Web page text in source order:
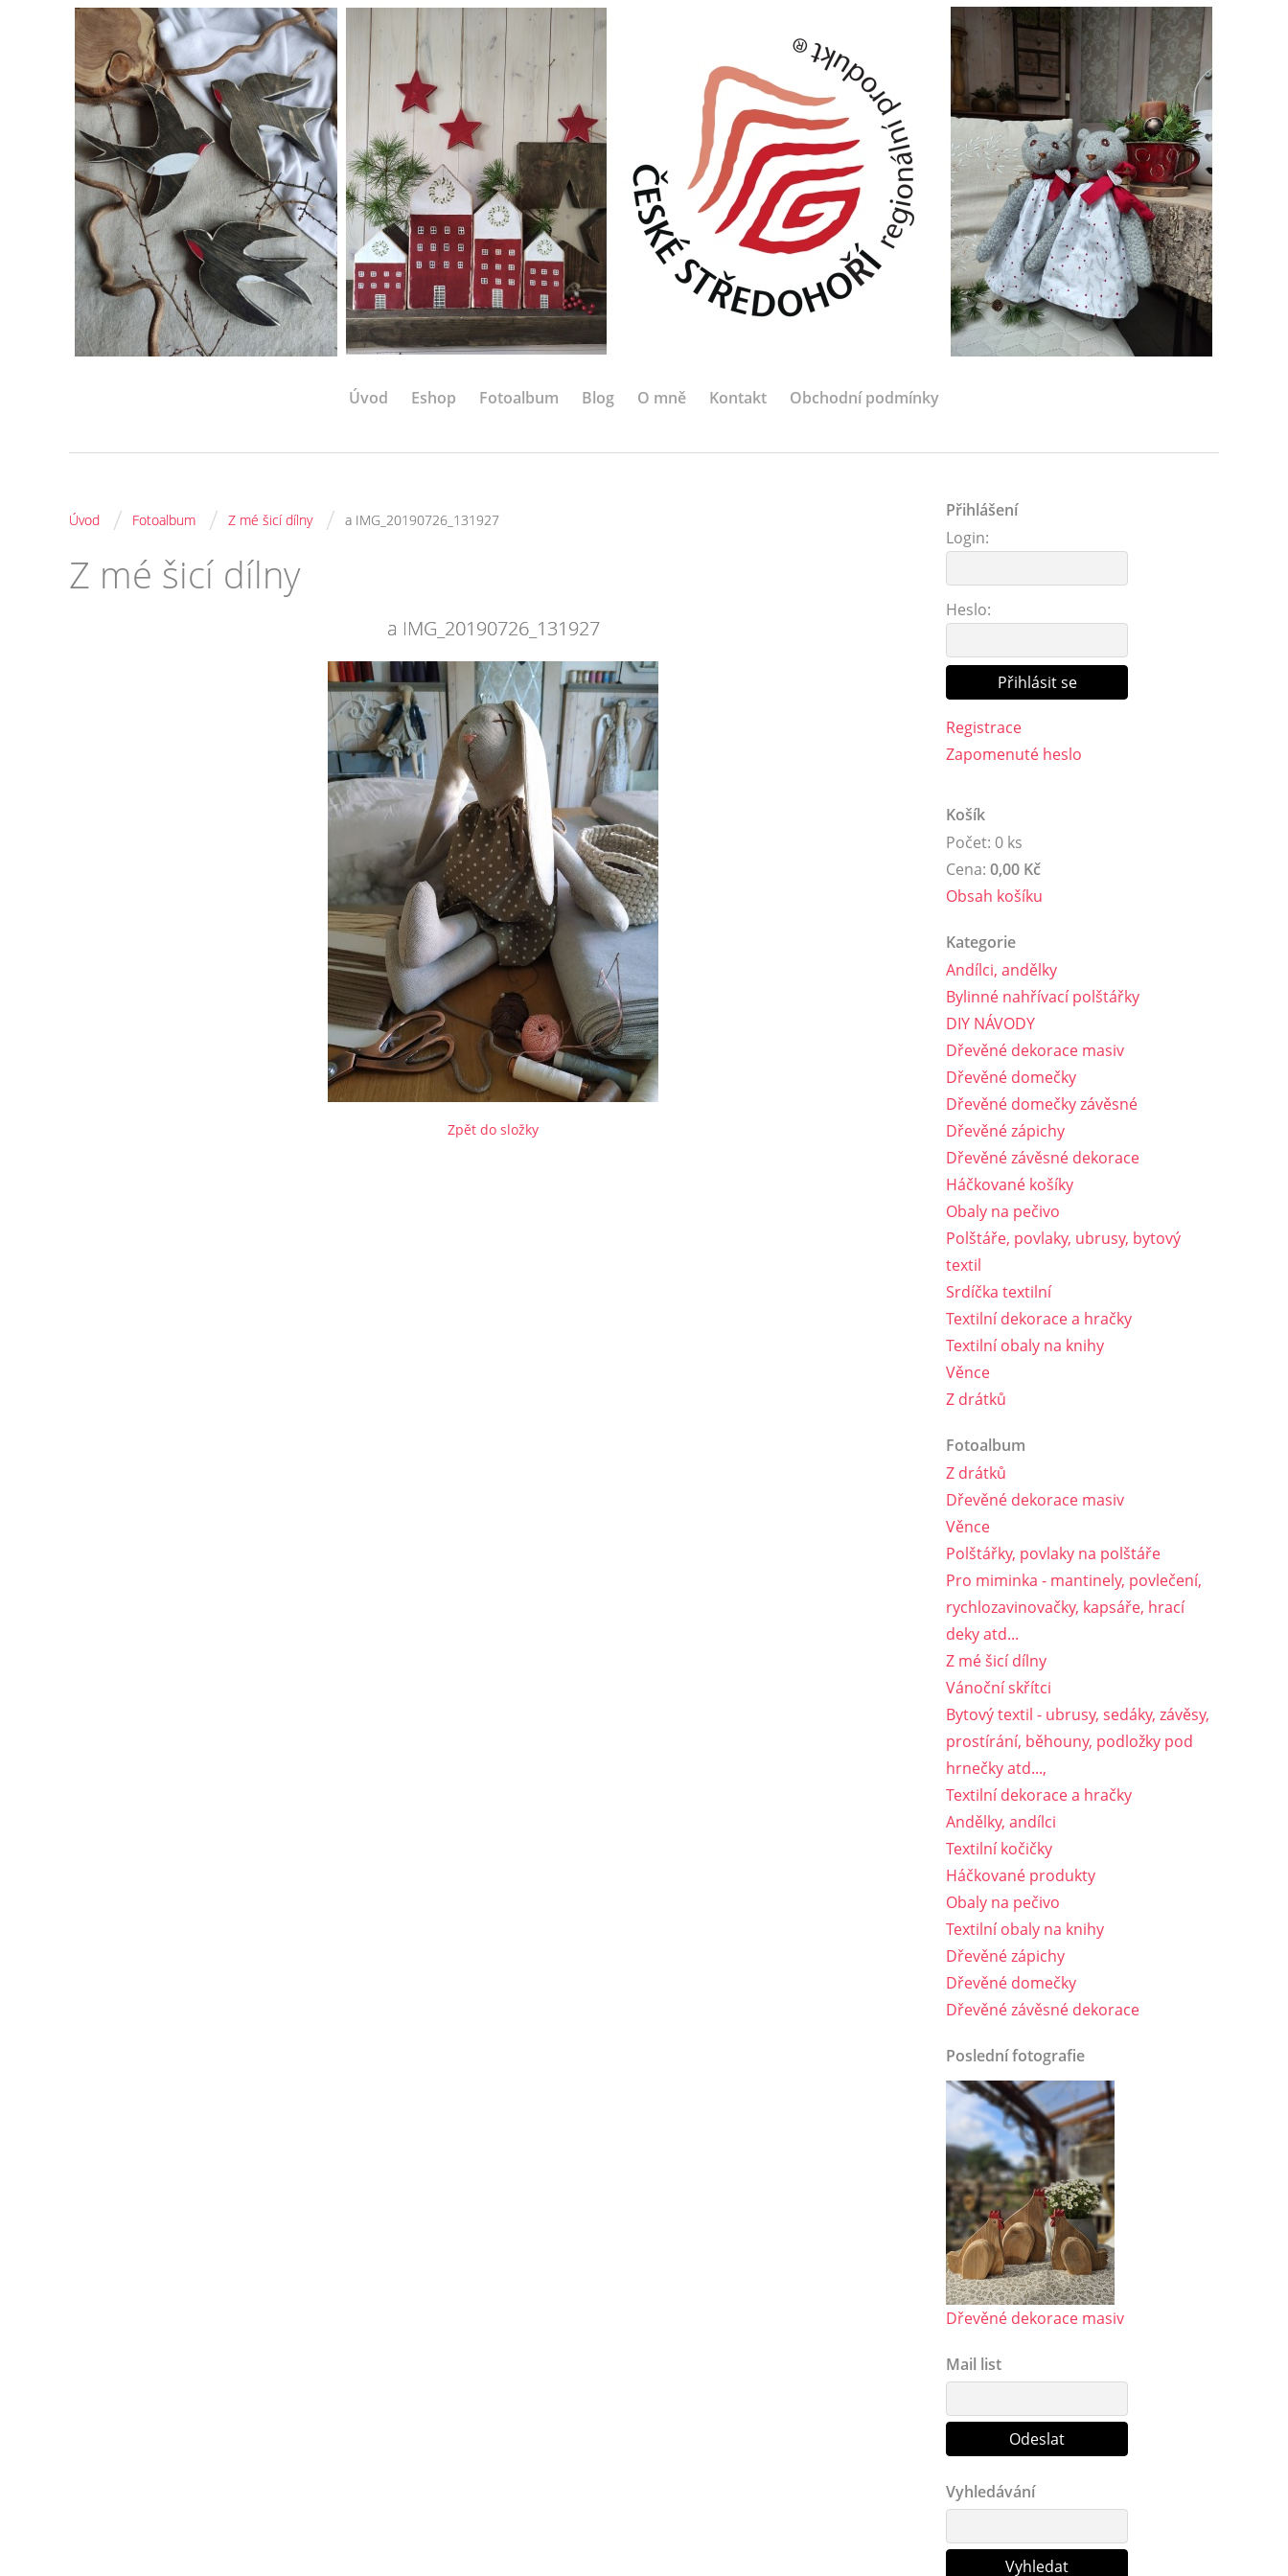
Úvod Eshop Fotoalbum Blog O mně Kontakt Obchodní podmínky
Úvod / Fotoalbum / Z mé šicí dílny / a IMG_20190726_131927
Z mé šicí dílny
a IMG_20190726_131927
Zpět do složky
Přihlášení
Login:
Heslo:
Registrace
Zapomenuté heslo
Košík
Počet: 0 ks
Cena: 0,00 Kč
Obsah košíku
Kategorie
Andílci, andělky
Bylinné nahřívací polštářky
DIY NÁVODY
Dřevěné dekorace masiv
Dřevěné domečky
Dřevěné domečky závěsné
Dřevěné zápichy
Dřevěné závěsné dekorace
Háčkované košíky
Obaly na pečivo
Polštáře, povlaky, ubrusy, bytový
textil
Srdíčka textilní
Textilní dekorace a hračky
Textilní obaly na knihy
Věnce
Z drátků
Fotoalbum
Z drátků
Dřevěné dekorace masiv
Věnce
Polštářky, povlaky na polštáře
Pro miminka - mantinely, povlečení,
rychlozavinovačky, kapsáře, hrací
deky atd...
Z mé šicí dílny
Vánoční skřítci
Bytový textil - ubrusy, sedáky, závěsy,
prostírání, běhouny, podložky pod
hrnečky atd...,
Textilní dekorace a hračky
Andělky, andílci
Textilní kočičky
Háčkované produkty
Obaly na pečivo
Textilní obaly na knihy
Dřevěné zápichy
Dřevěné domečky
Dřevěné závěsné dekorace
Poslední fotografie
Dřevěné dekorace masiv
Mail list
Vyhledávání